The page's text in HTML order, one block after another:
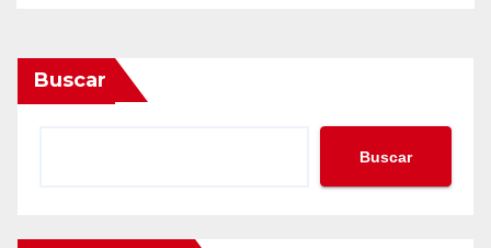
Buscar
Buscar